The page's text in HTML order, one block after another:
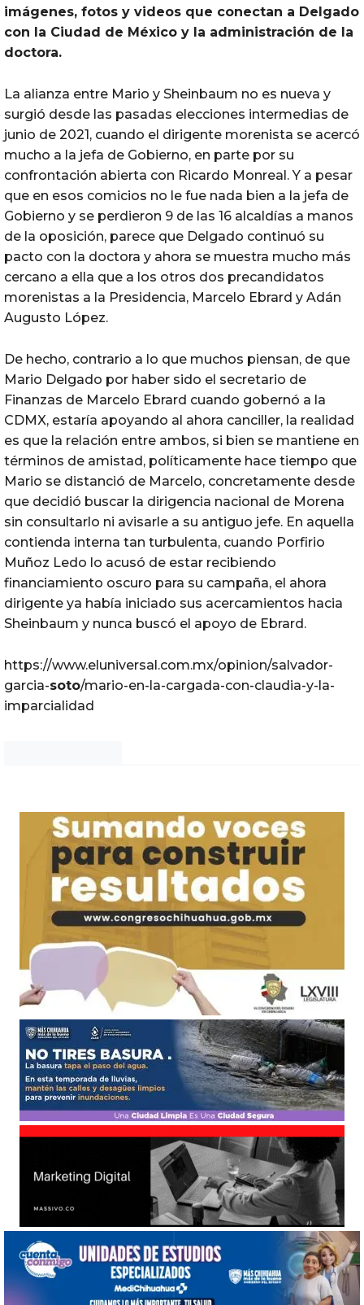
imágenes, fotos y videos que conectan a Delgado
con la Ciudad de México y la administración de la
doctora.
La alianza entre Mario y Sheinbaum no es nueva y
surgió desde las pasadas elecciones intermedias de
junio de 2021, cuando el dirigente morenista se acercó
mucho a la jefa de Gobierno, en parte por su
confrontación abierta con Ricardo Monreal. Y a pesar
que en esos comicios no le fue nada bien a la jefa de
Gobierno y se perdieron 9 de las 16 alcaldías a manos
de la oposición, parece que Delgado continuó su
pacto con la doctora y ahora se muestra mucho más
cercano a ella que a los otros dos precandidatos
morenistas a la Presidencia, Marcelo Ebrard y Adán
Augusto López.
De hecho, contrario a lo que muchos piensan, de que
Mario Delgado por haber sido el secretario de
Finanzas de Marcelo Ebrard cuando gobernó a la
CDMX, estaría apoyando al ahora canciller, la realidad
es que la relación entre ambos, si bien se mantiene en
términos de amistad, políticamente hace tiempo que
Mario se distanció de Marcelo, concretamente desde
que decidió buscar la dirigencia nacional de Morena
sin consultarlo ni avisarle a su antiguo jefe. En aquella
contienda interna tan turbulenta, cuando Porfirio
Muñoz Ledo lo acusó de estar recibiendo
financiamiento oscuro para su campaña, el ahora
dirigente ya había iniciado sus acercamientos hacia
Sheinbaum y nunca buscó el apoyo de Ebrard.
https://www.eluniversal.com.mx/opinion/salvador-
garcia-soto/mario-en-la-cargada-con-claudia-y-la-
imparcialidad